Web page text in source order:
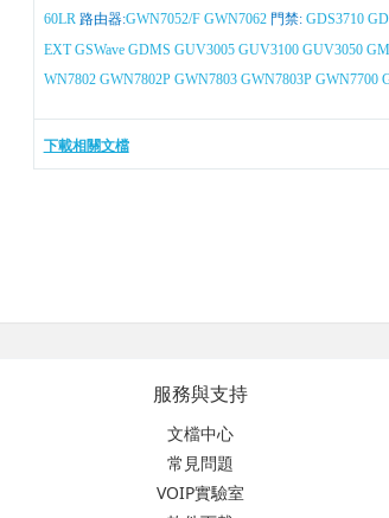
60LR路由器:GWN7052/F GWN7062 門禁: GDS3710
EXT GSWave GDMS GUV3005 GUV3100 GUV3050
WN7802 GWN7802P GWN7803 GWN7803P GWN7700
下載相關文檔
服務與支持
文檔中心
常見問題
VOIP實驗室